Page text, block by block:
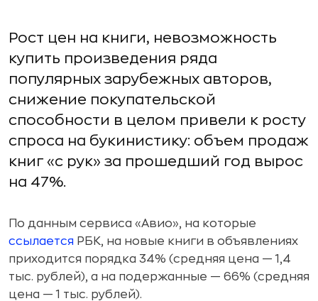
Рост цен на книги, невозможность
купить произведения ряда
популярных зарубежных авторов,
снижение покупательской
способности в целом привели к росту
спроса на букинистику: объем продаж
книг «с рук» за прошедший год вырос
на 47%.
По данным сервиса «Авио», на которые
ссылается РБК, на новые книги в объявлениях
приходится порядка 34% (средняя цена — 1,4
тыс. рублей), а на подержанные — 66% (средняя
цена — 1 тыс. рублей).